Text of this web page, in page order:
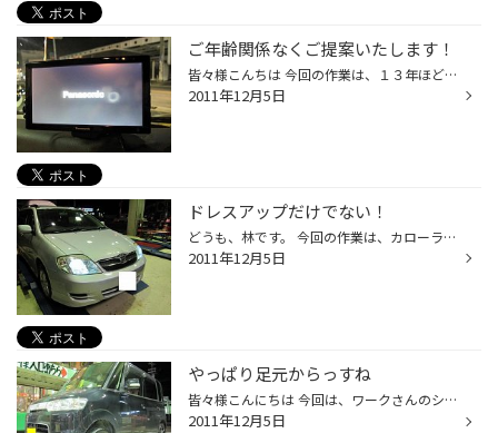
ご年齢関係なくご提案いたします！
皆々様こんちは 今回の作業は、１３年ほど前に取り付けさせて頂いたモニターが 壊れてしまったので修理依頼でしたが 残念なことに部品が廃盤・・・・ どうにか代用でバックカメラ等が使用できるモニターがありませんか？といった ご相談で今回のシステムをご提案いたしました！ ベースは、パナソニ...
2011年12月5日
ドレスアップだけでない！
どうも、林です。 今回の作業は、カローラフィールダーにスマートＨＩＤの装着です。 もともとＨＩＤ標準装備ですが、純正のバラストが故障してしまったので 35Ｗ Ｄ2 6000Ｋにチェンジしました。 実は、こっちの方がはるかに安く修理できます！！ さすがに１５万キロも使用しちゃうと壊れてしま...
2011年12月5日
やっぱり足元からっすね
皆々様こんにちは 今回は、ワークさんのシュバートＳＣ2Ｍ １５インチの装着です。 オーナーさんは女性ということもあって 足元からのドレスアップです。 デザインの方は、一目ぼれですぐに決定！！ 少し悪さのある 肉食系 女子仕様に変わりましたね～ ちなみにオーナー様は、たぶん癒し系です。
2011年12月5日